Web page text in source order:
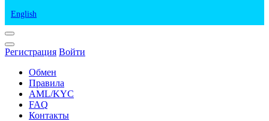
English
Регистрация Войти
Обмен
Правила
AML/KYC
FAQ
Контакты